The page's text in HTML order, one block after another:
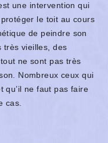
une intervention qui
le toit au cours
de peindre son
très vieilles, des
ne sont pas très
Nombreux ceux qui
qu’il ne faut pas faire
cas.